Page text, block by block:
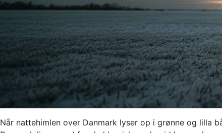
Når nattehimlen over Danmark lyser op i grønne og lilla